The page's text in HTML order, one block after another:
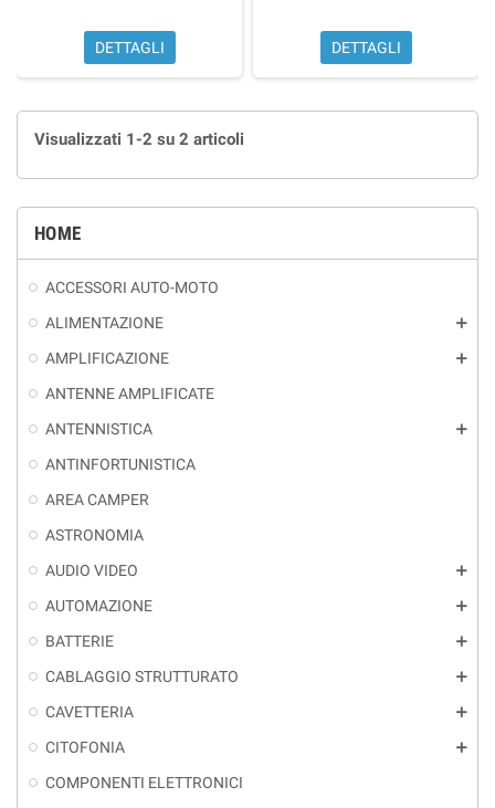
HOME
ACCESSORI AUTO-MOTO
ALIMENTAZIONE
add
AMPLIFICAZIONE add
ANTENNE AMPLIFICATE
ANTENNISTICA
add
ANTINFORTUNISTICA
AREA CAMPER
ASTRONOMIA
AUDIO VIDEO
add
AUTOMAZIONE add
BATTERIE add
CABLAGGIO STRUTTURATO add
CAVETTERIA add
CITOFONIA add
COMPONENTI ELETTRONICI
DETTAGLI DETTAGLI
Visualizzati 1-2 su 2 articoli